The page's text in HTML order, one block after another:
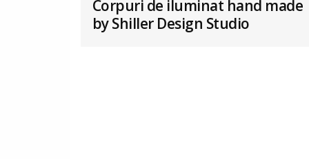
Corpuri de iluminat hand made
by Shiller Design Studio